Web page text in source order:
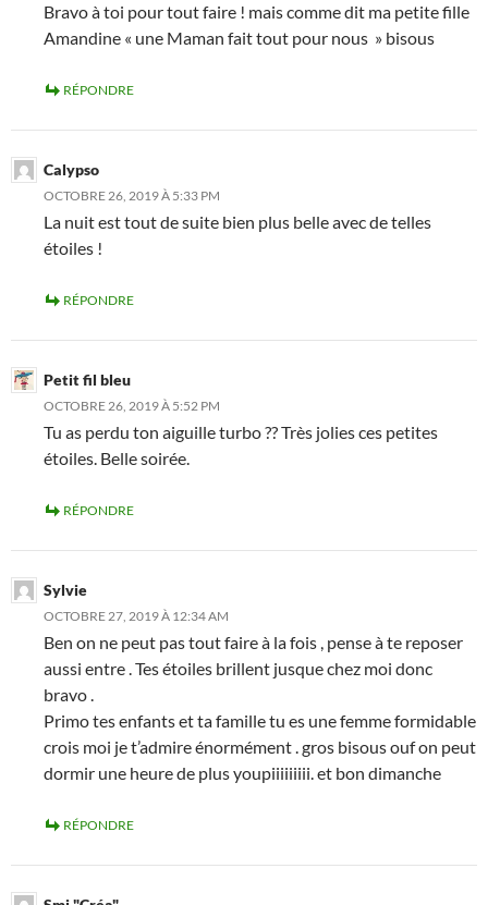
Bravo à toi pour tout faire ! mais comme dit ma petite fille
Amandine « une Maman fait tout pour nous » bisous
RÉPONDRE
Calypso
OCTOBRE 26, 2019 À 5:33 PM
La nuit est tout de suite bien plus belle avec de telles
étoiles !
RÉPONDRE
Petit fil bleu
OCTOBRE 26, 2019 À 5:52 PM
Tu as perdu ton aiguille turbo ?? Très jolies ces petites
étoiles. Belle soirée.
RÉPONDRE
Sylvie
OCTOBRE 27, 2019 À 12:34 AM
Ben on ne peut pas tout faire à la fois , pense à te reposer
aussi entre . Tes étoiles brillent jusque chez moi donc
bravo .
Primo tes enfants et ta famille tu es une femme formidable
crois moi je t’admire énormément . gros bisous ouf on peut
dormir une heure de plus youpiiiiiiiii. et bon dimanche
RÉPONDRE